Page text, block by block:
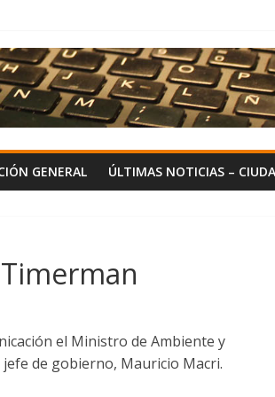
GENERAL ÚLTIMAS NOTICIAS –
el Ministro de Ambiente y
de gobierno, Mauricio Macri.